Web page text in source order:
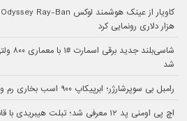
هزار دلاری رونمایی کرد
شد
رامبل بی سوپرشارژر؛ ابرپیکاپ ۹۰۰ اسب بخاری رم وارد میدان شد
اچ پی اومنی پد ۱۲ معرفی شد؛ تبلت هیبریدی با قابلیت تبدیل به لپ‌تاپ